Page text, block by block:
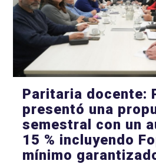
Paritaria docente:
presentó una
semestral con un
15 % incluyendo
mínimo